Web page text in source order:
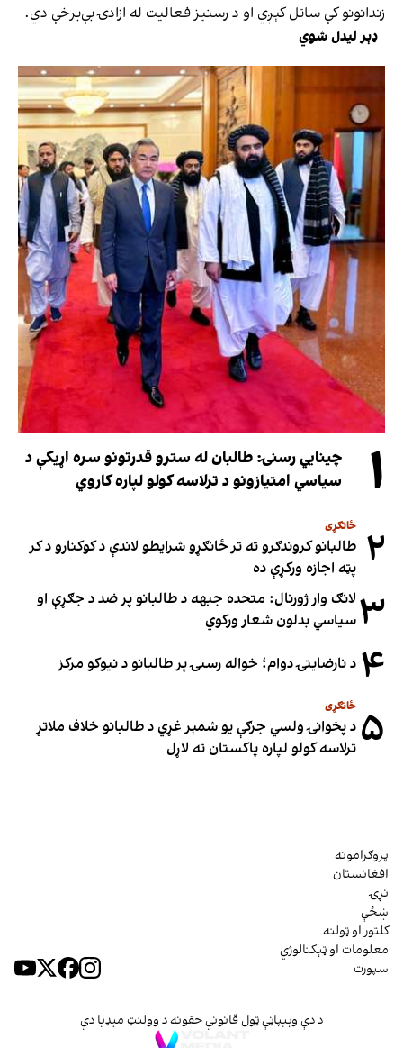
زندانونو کې ساتل کېږي او د رسنیز فعالیت له ازادۍ بې‌برخې دي.
ډېر لیدل شوي
۱
چینایي رسنۍ: طالبان له سترو قدرتونو سره اړیکې د
سیاسي امتیازونو د ترلاسه کولو لپاره کاروي
۲ ځانګړی
طالبانو کروندګرو ته تر ځانګړو شرایطو لاندې د کوکنارو د کر
پټه اجازه ورکړې ده
۳ لانګ وار ژورنال: متحده جبهه د طالبانو پر ضد د جګړې او
سیاسي بدلون شعار ورکوي
۴ د نارضایتۍ دوام؛ خواله رسنۍ پر طالبانو د نیوکو مرکز
۵ ځانګړی
د پخوانۍ ولسي جرګې یو شمېر غړي د طالبانو خلاف ملاتړ
ترلاسه کولو لپاره پاکستان ته لاړل
پروګرامونه
افغانستان
نړۍ
ښځې
کلتور او ټولنه
معلومات او ټېکنالوژي
سپورت
د دې وېبپاڼې ټول قانوني حقونه د وولنټ میډیا دي